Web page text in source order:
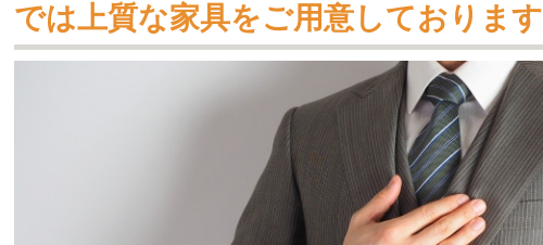
では上質な家具をご用意しております